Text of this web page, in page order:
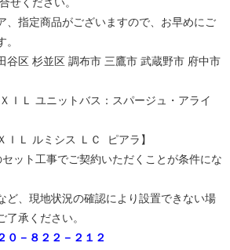
、指定商品がございますので、お早めにご
谷区 杉並区 調布市 三鷹市 武蔵野市 府中市
ＩＬ ユニットバス：スパージュ・アライ
ＩＬ ルミシス ＬＣ ピアラ】
ット工事でご契約いただくことが条件にな
ど、現地状況の確認により設置できない場
承ください。
０－８２２－２１２